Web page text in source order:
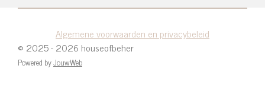
Algemene voorwaarden en privacybeleid
© 2025 - 2026 houseofbeher
Powered byJouwWeb